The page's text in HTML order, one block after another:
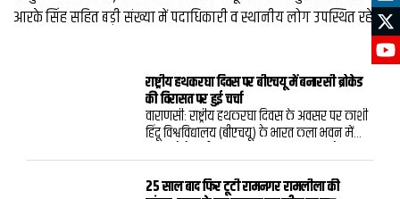
आरके सिंह सहित बड़ी संख्या में पदाधिकारी व स्थानीय लोग उपस्थित रहे।
राष्ट्रीय हथकरघा दिवस पर बीएचयू में बनारसी ब्रोकेड
की विरासत पर हुई चर्चा
वाराणसी: राष्ट्रीय हथकरघा दिवस के अवसर पर काशी
हिंदू विश्वविद्यालय (बीएचयू) के भारत कला भवन में
बातचीत का आयोजन किया गया। कार्यक्रम में बनारस
के ब्रोकेड और बनारसी वस्त्रों की समृद्ध परंपरा, उनकी
25 साल बाद फिर टूटी रामनगर रामलीला की